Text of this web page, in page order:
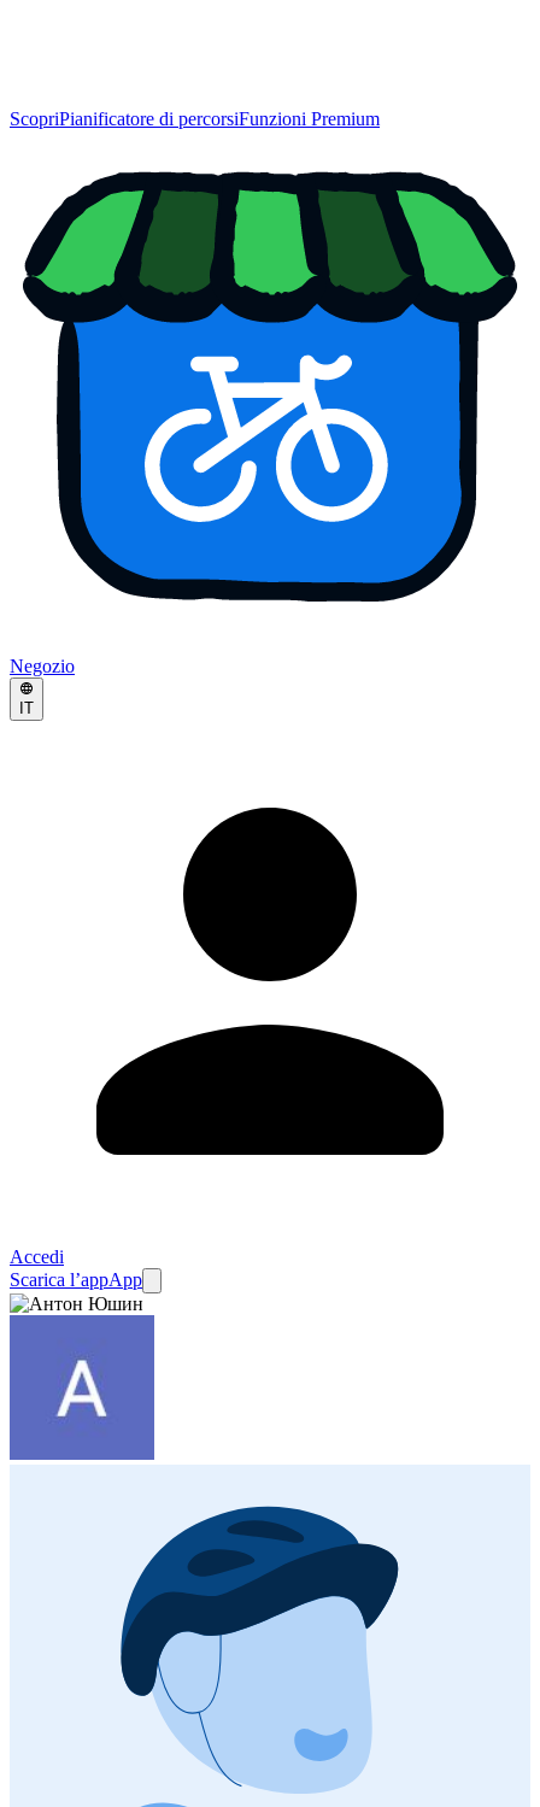
ScopriPianificatore di percorsiFunzioni Premium
Negozio
IT
Accedi
Scarica l’appApp